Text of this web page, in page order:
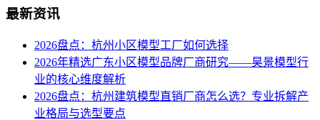
最新资讯
2026盘点：杭州小区模型工厂如何选择
2026年精选广东小区模型品牌厂商研究——昊景模型行
业的核心维度解析
2026盘点：杭州建筑模型直销厂商怎么选？专业拆解产
业格局与选型要点